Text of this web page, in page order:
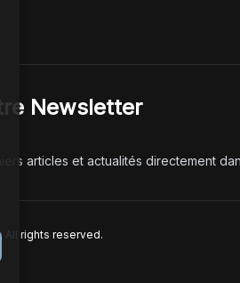
Newsletter
articles et actualités directement
All rights reserved.